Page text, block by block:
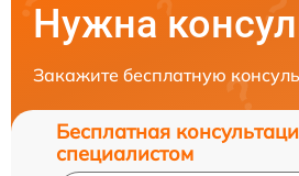
Нужна
Закажите бесплатную
Бесплатная
специалистом